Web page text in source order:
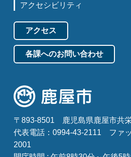
アクセシビリティ
アクセス
各課へのお問い合わせ
〒893-8501
鹿児島県鹿屋市共
代表電話：0994-43-2111
ファ
2001